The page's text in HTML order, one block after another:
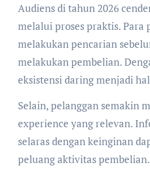
Audiens di tahun 2026
melalui proses praktis. Para
melakukan pencarian
melakukan pembelian.
eksistensi daring menjadi
Selain, pelanggan semakin
experience yang relevan.
selaras dengan keinginan
peluang aktivitas pembelian.